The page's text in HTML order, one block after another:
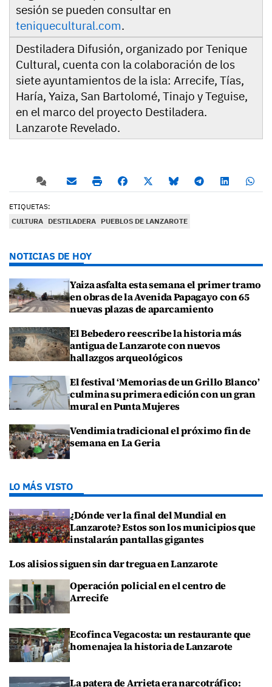
sesión se pueden consultar en
teniquecultural.com.
Destiladera Difusión, organizado por Tenique
Cultural, cuenta con la colaboración de los
siete ayuntamientos de la isla: Arrecife, Tías,
Haría, Yaiza, San Bartolomé, Tinajo y Teguise,
en el marco del proyecto Destiladera.
Lanzarote Revelado.
ETIQUETAS:
CULTURA DESTILADERA PUEBLOS DE LANZAROTE
NOTICIAS DE HOY
Yaiza asfalta esta semana el primer tramo
en obras de la Avenida Papagayo con 65
nuevas plazas de aparcamiento
El Bebedero reescribe la historia más
antigua de Lanzarote con nuevos
hallazgos arqueológicos
El festival ‘Memorias de un Grillo Blanco’
culmina su primera edición con un gran
mural en Punta Mujeres
Vendimia tradicional el próximo fin de
semana en La Geria
LO MÁS VISTO
¿Dónde ver la final del Mundial en
Lanzarote? Estos son los municipios que
instalarán pantallas gigantes
Los alisios siguen sin dar tregua en Lanzarote
Operación policial en el centro de
Arrecife
Ecofinca Vegacosta: un restaurante que
homenajea la historia de Lanzarote
La patera de Arrieta era narcotráfico: